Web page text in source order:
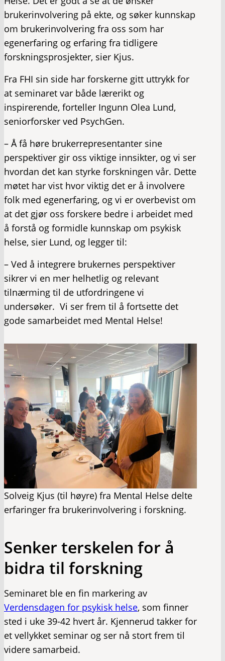
brukerinvolvering på ekte, og søker kunnskap
om brukerinvolvering fra oss som har
egenerfaring og erfaring fra tidligere
forskningsprosjekter, sier Kjus.
Fra FHI sin side har forskerne gitt uttrykk for
at seminaret var både lærerikt og
inspirerende, forteller Ingunn Olea Lund,
seniorforsker ved PsychGen.
– Å få høre brukerrepresentanter sine
perspektiver gir oss viktige innsikter, og vi ser
hvordan det kan styrke forskningen vår. Dette
møtet har vist hvor viktig det er å involvere
folk med egenerfaring, og vi er overbevist om
at det gjør oss forskere bedre i arbeidet med
å forstå og formidle kunnskap om psykisk
helse, sier Lund, og legger til:
– Ved å integrere brukernes perspektiver
sikrer vi en mer helhetlig og relevant
tilnærming til de utfordringene vi
undersøker. Vi ser frem til å fortsette det
gode samarbeidet med Mental Helse!
Solveig Kjus (til høyre) fra Mental Helse delte
erfaringer fra brukerinvolvering i forskning.
Senker terskelen for å
bidra til forskning
Seminaret ble en fin markering av
Verdensdagen for psykisk helse, som finner
sted i uke 39-42 hvert år. Kjennerud takker for
et vellykket seminar og ser nå stort frem til
videre samarbeid.